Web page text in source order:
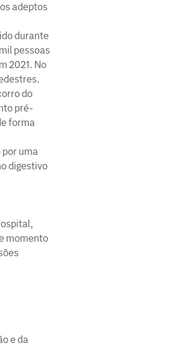
adeptos
durante
pessoas
2021. No
do
pré-
forma
uma
digestivo
momento
e da